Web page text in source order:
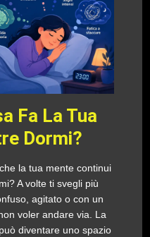
Fa La Tua
Dormi?
la tua mente continui
A volte ti svegli più
agitato o con un
voler andare via. La
diventare uno spazio